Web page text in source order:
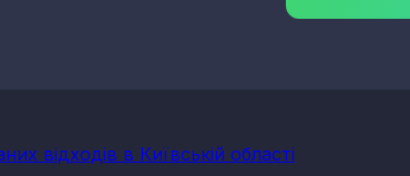
відходів в Київській області